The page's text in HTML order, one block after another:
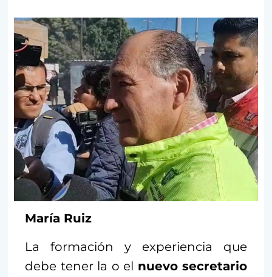
María Ruiz
La formación y experiencia que
debe tener la o el nuevo secretario